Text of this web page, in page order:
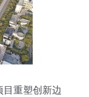
目重塑创新边